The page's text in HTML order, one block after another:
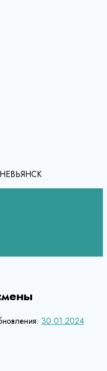
30.01.2024